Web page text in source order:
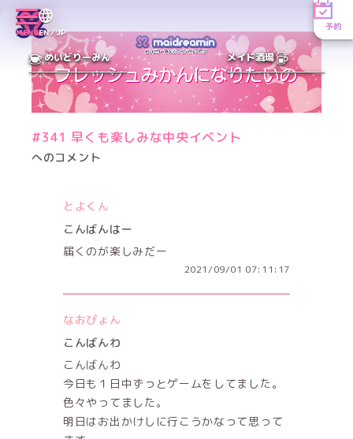
MENUEN／JP
予約
めいどりーみん メイド酒場
#341 早くも楽しみな中央イベント
へのコメント
とよくん
こんばんはー
届くのが楽しみだー
2021/09/01 07:11:17
なおぴょん
こんばんわ
こんばんわ
今日も１日中ずっとゲームをしてました。
色々やってました。
明日はお出かけしに行こうかなって思って